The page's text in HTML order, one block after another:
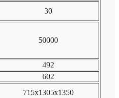
30
50000
492
602
715х1305х1350